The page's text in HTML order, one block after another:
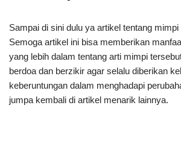
Sampai di sini dulu ya artikel tentang
Semoga artikel ini bisa memberikan
yang lebih dalam tentang arti mimpi
berdoa dan berzikir agar selalu diberikan
keberuntungan dalam menghadapi
jumpa kembali di artikel menarik lainnya.